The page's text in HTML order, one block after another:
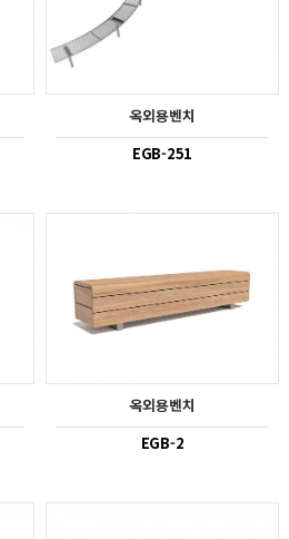
옥외용벤치
EGB-251
옥외용벤치
EGB-2